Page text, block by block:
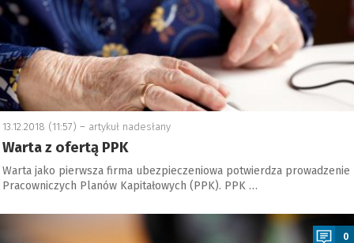
13.12.2018 (11:57) – artykuł nadesłany
Warta z ofertą PPK
Warta jako pierwsza firma ubezpieczeniowa potwierdza prowadzenie
Pracowniczych Planów Kapitałowych (PPK). PPK …
0